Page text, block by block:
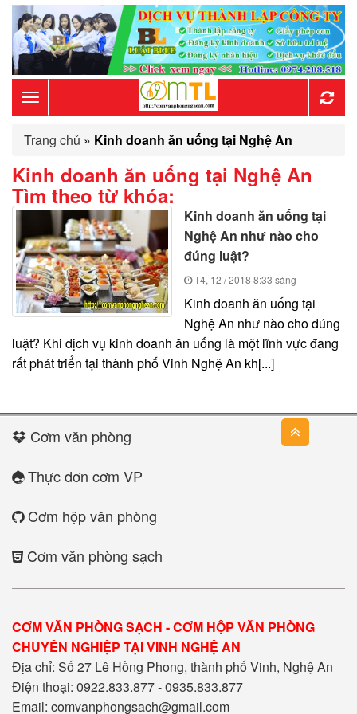
Toggle
navigation
Trang chủ » Kinh doanh ăn uống tại Nghệ An
Kinh doanh ăn uống tại Nghệ An
Tìm theo từ khóa:
Kinh doanh ăn uống tại
Nghệ An như nào cho
đúng luật?
T4, 12 / 2018 8:33 sáng
Kinh doanh ăn uống tại
Nghệ An như nào cho đúng
luật? Khi dịch vụ kinh doanh ăn uống là một lĩnh vực đang
rất phát triển tại thành phố Vinh Nghệ An kh[...]
Cơm văn phòng
Thực đơn cơm VP
Cơm hộp văn phòng
Cơm văn phòng sạch
CƠM VĂN PHÒNG SẠCH - CƠM HỘP VĂN PHÒNG
CHUYÊN NGHIỆP TẠI VINH NGHỆ AN
Địa chỉ: Số 27 Lê Hồng Phong, thành phố Vinh, Nghệ An
Điện thoại: 0922.833.877 - 0935.833.877
Email: comvanphongsach@gmail.com